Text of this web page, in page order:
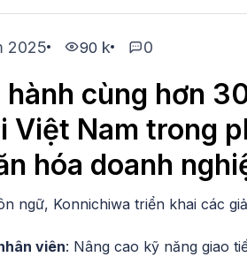
2025 90 k 0
cùng hơn
Việt Nam trong
hóa doanh
ngữ, Konnichiwa triển khai các
viên: Nâng cao kỹ năng giao